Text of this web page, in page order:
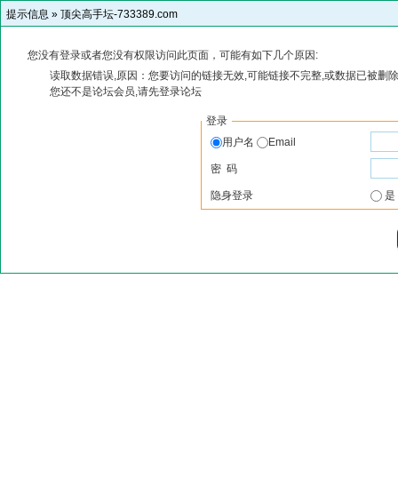
提示信息 » 顶尖高手坛-733389.com
您没有登录或者您没有权限访问此页面，可能有如下几个原因:
读取数据错误,原因：您要访问的链接无效,可能链接不完整,或数据已被删
您还不是论坛会员,请先登录论坛
登录
用户名
Email
密 码
隐身登录